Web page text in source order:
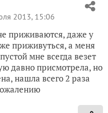
2013, 15:06
приживаются, даже у
приживуться, а меня
мне всегда везет
давно присмотрела, но
нашла всего 2 раза